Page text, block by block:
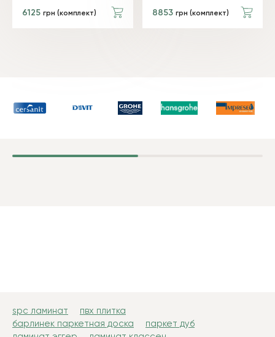
6125 грн (комплект) 8853 грн (комплект)
spc ламинат
пвх плитка
барлинек паркетная доска
паркет дуб